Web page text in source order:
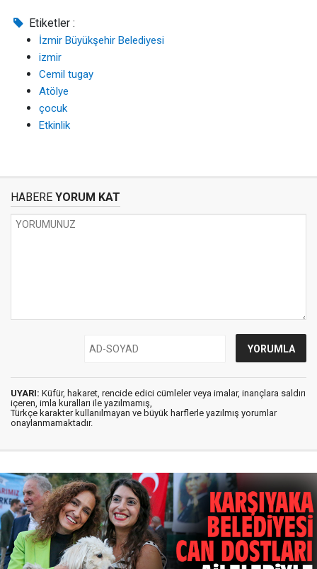
Etiketler :
İzmir Büyükşehir Belediyesi
izmir
Cemil tugay
Atölye
çocuk
Etkinlik
HABERE YORUM KAT
UYARI: Küfür, hakaret, rencide edici cümleler veya imalar, inançlara saldırı
içeren, imla kuralları ile yazılmamış,
Türkçe karakter kullanılmayan ve büyük harflerle yazılmış yorumlar
onaylanmamaktadır.